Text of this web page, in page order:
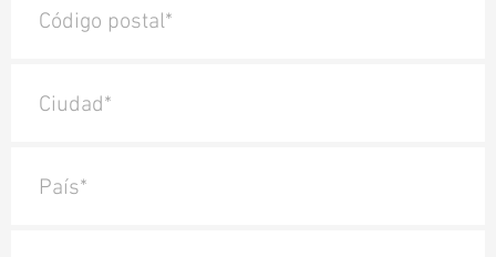
Código postal*
Ciudad*
País*